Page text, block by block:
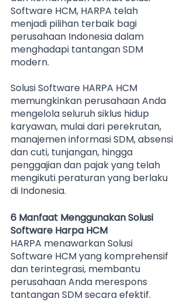
Software HCM, HARPA telah
menjadi pilihan terbaik bagi
perusahaan Indonesia dalam
menghadapi tantangan SDM
modern.
Solusi Software HARPA HCM
memungkinkan perusahaan Anda
mengelola seluruh siklus hidup
karyawan, mulai dari perekrutan,
manajemen informasi SDM, absensi
dan cuti, tunjangan, hingga
penggajian dan pajak yang telah
mengikuti peraturan yang berlaku
di Indonesia.
6 Manfaat Menggunakan Solusi
Software Harpa HCM
HARPA menawarkan Solusi
Software HCM yang komprehensif
dan terintegrasi, membantu
perusahaan Anda merespons
tantangan SDM secara efektif.